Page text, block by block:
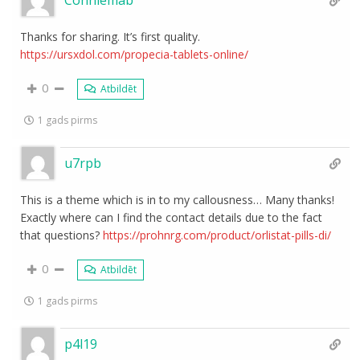
Thanks for sharing. It’s first quality.
https://ursxdol.com/propecia-tablets-online/
0 Atbildēt
1 gads pirms
u7rpb
This is a theme which is in to my callousness… Many thanks!
Exactly where can I find the contact details due to the fact
that questions?https://prohnrg.com/product/orlistat-pills-di/
0 Atbildēt
1 gads pirms
p4l19